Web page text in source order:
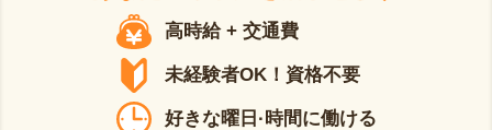
高時給 + 交通費
未経験者OK！資格不要
好きな曜日·時間に働ける